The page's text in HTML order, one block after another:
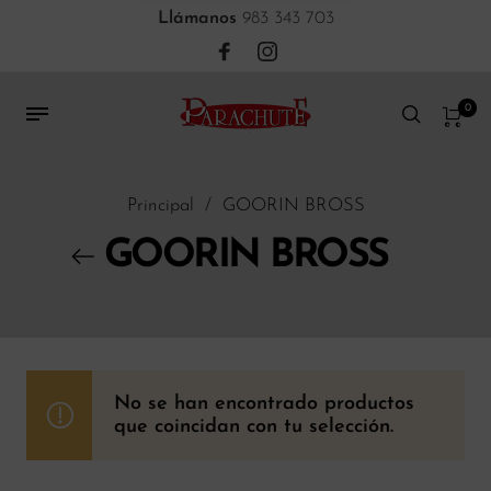
Llámanos 983 343 703
0
Principal / GOORIN BROSS
GOORIN BROSS
No se han encontrado productos
que coincidan con tu selección.